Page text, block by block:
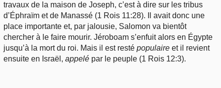
travaux de la maison de Joseph, c’est à dire sur les tribus
d’Éphraïm et de Manassé (1 Rois 11:28). Il avait donc une
place importante et, par jalousie, Salomon va bientôt
chercher à le faire mourir. Jéroboam s’enfuit alors en Égypte
jusqu’à la mort du roi. Mais il est resté populaire et il revient
ensuite en Israël, appelé par le peuple (1 Rois 12:3).